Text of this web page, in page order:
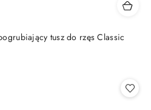
tusz do rzęs Classic